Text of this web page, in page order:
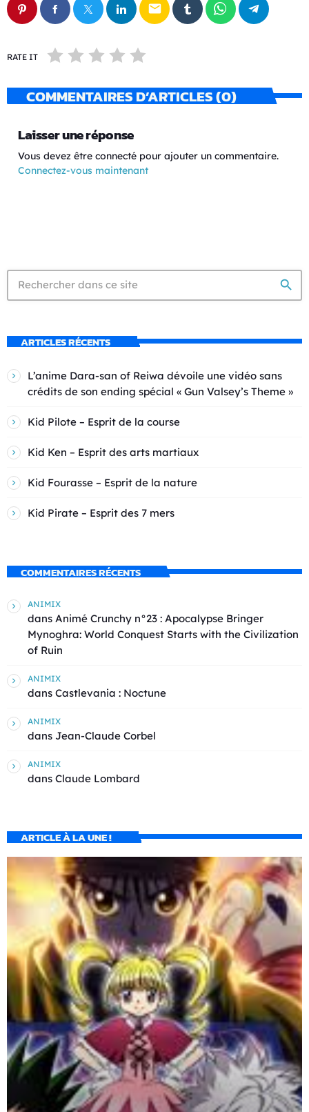
email
RATE IT
COMMENTAIRES D’ARTICLES (0)
Laisser une réponse
Vous devez être connecté pour ajouter un commentaire.
Connectez-vous maintenant
search
ARTICLES RÉCENTS
L’anime Dara-san of Reiwa dévoile une vidéo sans
crédits de son ending spécial « Gun Valsey’s Theme »
Kid Pilote – Esprit de la course
Kid Ken – Esprit des arts martiaux
Kid Fourasse – Esprit de la nature
Kid Pirate – Esprit des 7 mers
COMMENTAIRES RÉCENTS
ANIMIX
dans Animé Crunchy n°23 : Apocalypse Bringer
Mynoghra: World Conquest Starts with the Civilization
of Ruin
ANIMIX
dans Castlevania : Noctune
ANIMIX
dans Jean-Claude Corbel
ANIMIX
dans Claude Lombard
ARTICLE À LA UNE !